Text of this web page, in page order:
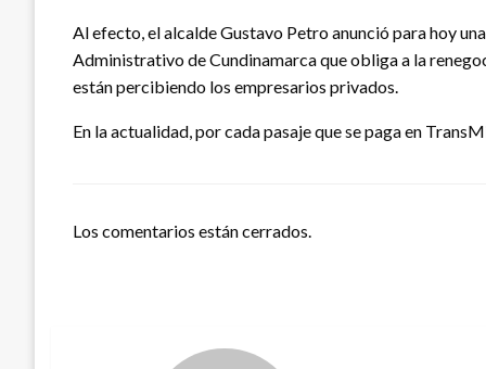
Al efecto, el alcalde Gustavo Petro anunció para hoy
Administrativo de Cundinamarca que obliga a la
están percibiendo los empresarios privados.
En la actualidad, por cada pasaje que se paga en
Los comentarios están cerrados.